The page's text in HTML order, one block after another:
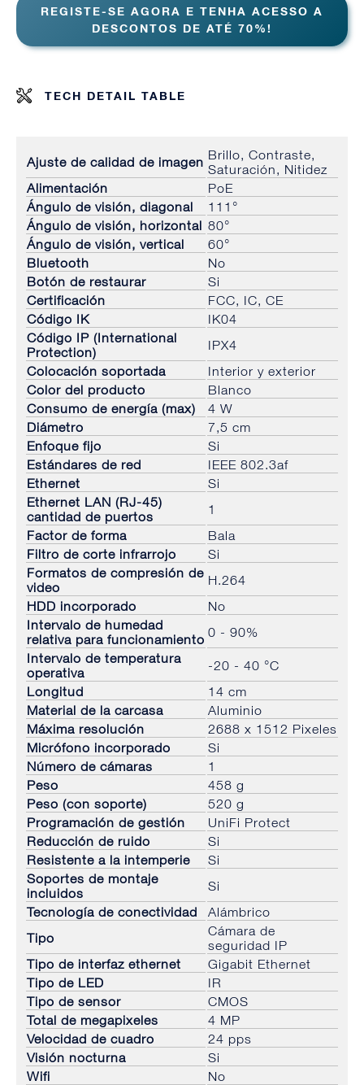
REGISTE-SE AGORA E TENHA ACESSO A
DESCONTOS DE ATÉ 70%!
TECH DETAIL TABLE
Ajuste de calidad de imagen Brillo, Contraste,
Saturación, Nitidez
Alimentación
PoE
Ángulo de visión, diagonal
111°
Ángulo de visión, horizontal 80°
Ángulo de visión, vertical
60°
Bluetooth
No
Botón de restaurar
Si
Certificación
FCC, IC, CE
Código IK
IK04
Código IP (International
Protection)
IPX4
Colocación soportada
Interior y exterior
Color del producto
Blanco
Consumo de energía (max)
4 W
Diámetro
7,5 cm
Enfoque fijo
Si
Estándares de red
IEEE 802.3af
Ethernet
Si
Ethernet LAN (RJ-45)
cantidad de puertos
1
Factor de forma
Bala
Filtro de corte infrarrojo
Si
Formatos de compresión de
video
H.264
HDD incorporado
No
Intervalo de humedad
relativa para funcionamiento 0 - 90%
Intervalo de temperatura
operativa
-20 - 40 °C
Longitud
14 cm
Material de la carcasa
Aluminio
Máxima resolución
2688 x 1512 Pixeles
Micrófono incorporado
Si
Número de cámaras
1
Peso
458 g
Peso (con soporte)
520 g
Programación de gestión
UniFi Protect
Reducción de ruido
Si
Resistente a la intemperie
Si
Soportes de montaje
incluidos
Si
Tecnología de conectividad
Alámbrico
Tipo
Cámara de
seguridad IP
Tipo de interfaz ethernet
Gigabit Ethernet
Tipo de LED
IR
Tipo de sensor
CMOS
Total de megapixeles
4 MP
Velocidad de cuadro
24 pps
Visión nocturna
Si
Wifi
No